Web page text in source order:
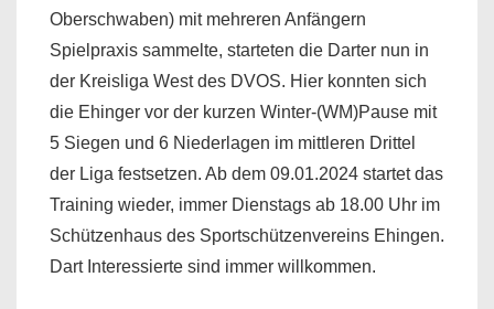
Oberschwaben) mit mehreren Anfängern
Spielpraxis sammelte, starteten die Darter nun in
der Kreisliga West des DVOS. Hier konnten sich
die Ehinger vor der kurzen Winter-(WM)Pause mit
5 Siegen und 6 Niederlagen im mittleren Drittel
der Liga festsetzen. Ab dem 09.01.2024 startet das
Training wieder, immer Dienstags ab 18.00 Uhr im
Schützenhaus des Sportschützenvereins Ehingen.
Dart Interessierte sind immer willkommen.